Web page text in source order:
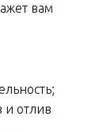
вам
и отлив